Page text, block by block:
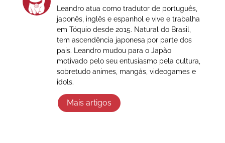
Leandro atua como tradutor de português,
japonês, inglês e espanhol e vive e trabalha
em Tóquio desde 2015. Natural do Brasil,
tem ascendência japonesa por parte dos
pais. Leandro mudou para o Japão
motivado pelo seu entusiasmo pela cultura,
sobretudo animes, mangás, videogames e
idols.
Mais artigos